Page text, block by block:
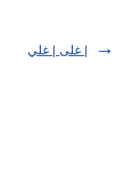
غلى | غلي |